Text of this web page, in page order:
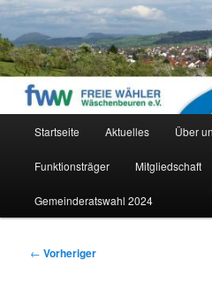
Zum
primären
Inhalt
springenFreie Wähler
Nicht rechts, nicht links bürgernah!
Startseite Aktuelles Über
Funktionsträger Mitgliedschaft
Gemeinderatswahl 2024
Beitragsnavigation
← Vorheriger